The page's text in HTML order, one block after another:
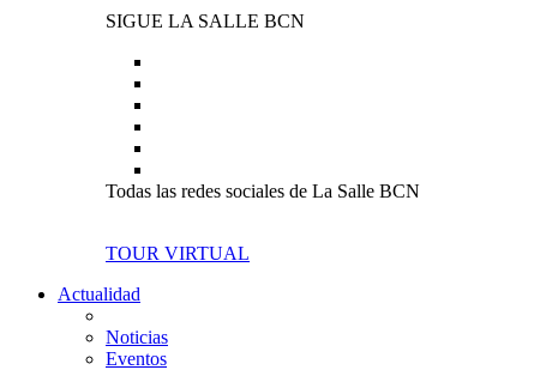
SIGUE LA SALLE BCN
Todas las redes sociales de La Salle BCN
TOUR VIRTUAL
Actualidad
Noticias
Eventos